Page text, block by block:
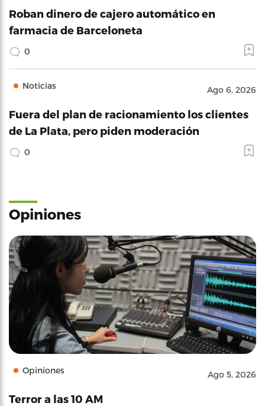
Roban dinero de cajero automático en
farmacia de Barceloneta
0
Noticias Ago 6, 2026
Fuera del plan de racionamiento los clientes
de La Plata, pero piden moderación
0
Opiniones
Opiniones Ago 5, 2026
Terror a las 10 AM